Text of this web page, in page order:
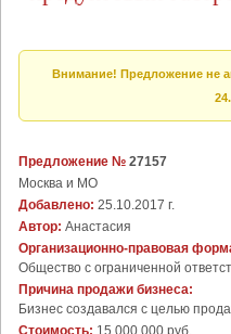
Внимание! Предложение не
Предложение № 27157
Москва и МО
Добавлено: 25.10.2017 г.
Автор: Анастасия
Организационно-правовая
Общество с ограниченной
Причина продажи бизнеса:
Бизнес создавался с целью
Стоимость: 15 000 000 руб.